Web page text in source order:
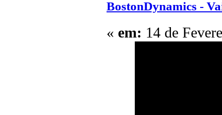
BostonDynamics -
« em: 14 de